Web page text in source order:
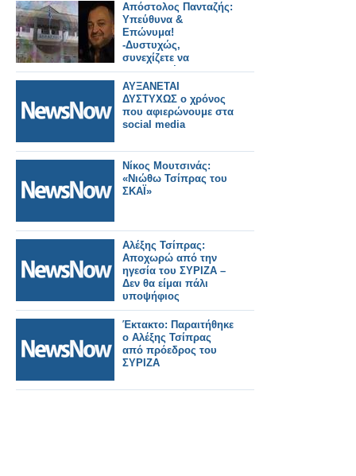
Απόστολος Πανταζής:
Υπεύθυνα &
Επώνυμα!
-Δυστυχώς,
συνεχίζετε να
συμπεριφέρεστε με
“ελαφρότητα και
γελοιότητα”.
ΑΥΞΑΝΕΤΑΙ
ΔΥΣΤΥΧΩΣ ο χρόνος
που αφιερώνουμε στα
social media
Νίκος Μουτσινάς:
«Νιώθω Τσίπρας του
ΣΚΑΪ»
Αλέξης Τσίπρας:
Αποχωρώ από την
ηγεσία του ΣΥΡΙΖΑ –
Δεν θα είμαι πάλι
υποψήφιος
Έκτακτο: Παραιτήθηκε
ο Αλέξης Τσίπρας
από πρόεδρος του
ΣΥΡΙΖΑ